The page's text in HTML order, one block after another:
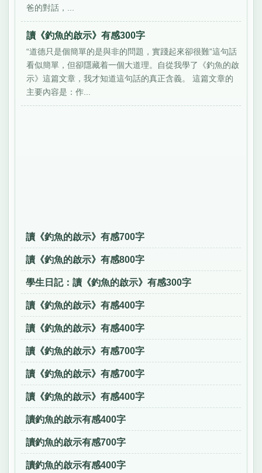
爸的對話，...
讀《釣魚的啟示》有感300字
“道德只是個簡單的是與非的問題，實踐起來卻很難”這句話
看似簡單，但卻隱藏着一個大道理。自從我學了《釣魚的啟
示》這篇文章，我才知道這句話的真正含義。 這篇文章的
主要內容是：作...
讀《釣魚的啟示》有感700字
讀《釣魚的啟示》有感800字
學生日記：讀《釣魚的啟示》有感300字
讀《釣魚的啟示》有感400字
讀《釣魚的啟示》有感400字
讀《釣魚的啟示》有感700字
讀《釣魚的啟示》有感700字
讀《釣魚的啟示》有感400字
讀釣魚的啟示有感400字
讀釣魚的啟示有感700字
讀釣魚的啟示有感400字